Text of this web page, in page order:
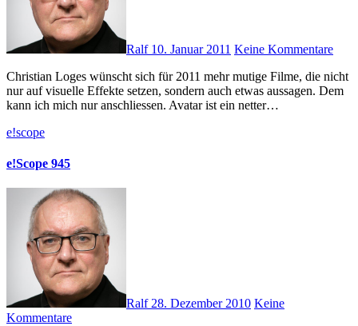
Ralf 10. Januar 2011 Keine Kommentare
Christian Loges wünscht sich für 2011 mehr mutige Filme, die nicht
nur auf visuelle Effekte setzen, sondern auch etwas aussagen. Dem
kann ich mich nur anschliessen. Avatar ist ein netter…
e!scope
e!Scope 945
Ralf 28. Dezember 2010 Keine
Kommentare